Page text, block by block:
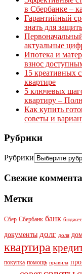
в Сбербанке –
Гарантийный
знать для
актуальные
Ипотека и
взнос
15 креативных
квартире
5 ключевых
квартиру –
Как купить
советы и
Рубрики
Рубрики
Свежие
Метки
Сбер Сбербанк банк бюджет
документы долг доля
квартира
покупка помощь правила